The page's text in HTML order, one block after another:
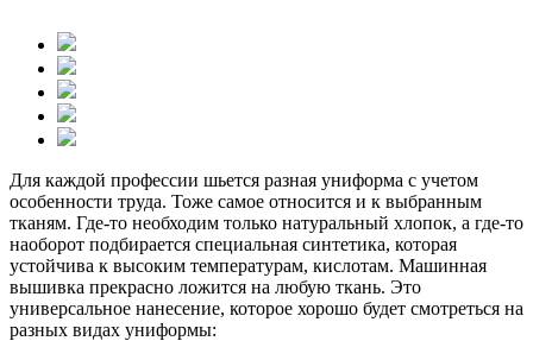
Для каждой профессии шьется разная униформа с учетом
особенности труда. Тоже самое относится и к выбранным
тканям. Где-то необходим только натуральный хлопок, а где-то
наоборот подбирается специальная синтетика, которая
устойчива к высоким температурам, кислотам. Машинная
вышивка прекрасно ложится на любую ткань. Это
универсальное нанесение, которое хорошо будет смотреться на
разных видах униформы: